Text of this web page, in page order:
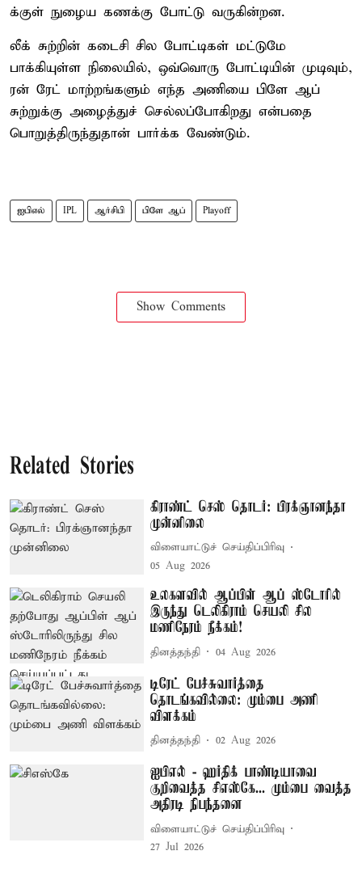
க்குள் நுழைய கணக்கு போட்டு வருகின்றன.
லீக் சுற்றின் கடைசி சில போட்டிகள் மட்டுமே
பாக்கியுள்ள நிலையில், ஒவ்வொரு போட்டியின் முடிவும்,
ரன் ரேட் மாற்றங்களும் எந்த அணியை பிளே ஆப்
சுற்றுக்கு அழைத்துச் செல்லப்போகிறது என்பதை
பொறுத்திருந்துதான் பார்க்க வேண்டும்.
ஐபிஎல் IPL ஆர்சிபி பிளே ஆப் Playoff
Show Comments
Related Stories
கிராண்ட் செஸ் தொடர்: பிரக்ஞானந்தா
முன்னிலை
விளையாட்டுச் செய்திப்பிரிவு
05 Aug 2026
உலகளவில் ஆப்பிள் ஆப் ஸ்டோரில்
இருந்து டெலிகிராம் செயலி சில
மணிநேரம் நீக்கம்!
தினத்தந்தி 04 Aug 2026
டிரேட் பேச்சுவார்த்தை
தொடங்கவில்லை: மும்பை அணி
விளக்கம்
தினத்தந்தி 02 Aug 2026
ஐபிஎல் - ஹர்திக் பாண்டியாவை
குறிவைத்த சிஎஸ்கே... மும்பை வைத்த
அதிரடி நிபந்தனை
விளையாட்டுச் செய்திப்பிரிவு
27 Jul 2026